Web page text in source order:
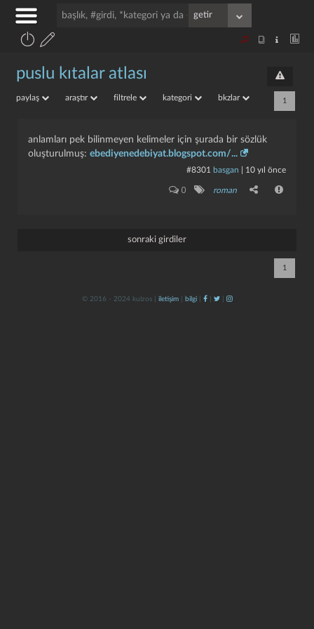
puslu kıtalar atlası
paylaş araştır filtrele kategori bkzlar 1
anlamları pek bilinmeyen kelimeler için şurada bir sözlük
oluşturulmuş: ebediyenedebiyat.blogspot.com/...
#8301 basgan 10 yıl önce
0 roman
sonraki girdiler
1
© 2016 - 2024 kulzos | iletişim| bilgi| | |